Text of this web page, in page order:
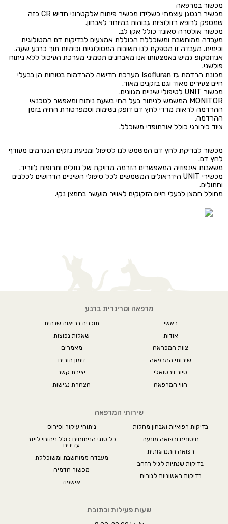
מכשור במרפאה
מכשיר רנטגן עוצמתי כשלידו מכשיר פיתוח אלקטרוני חדיש CR כזה
שמספק לרופא רזולוציות גבוהות במיוחד לאבחון.
מכשור אולטרה סאונד כולל אקו לב.
מעבדה ממוחשבת ומשוכללת הכוללת אמצעים לבדיקות דם המטולוגית
וכימית. מעבדה זו מספקת לנו תשובות המטולוגיות וכימיות תוך כרבע שעה.
אנדוסקופ גמיש באמצעותו אנו מאבחנים תסמיני מערכת העיכול ללא ניתוח
פולשני.
מכונת הרדמת גז Isofluran מערכת חדישה להרדמות בטוחות הן בבעלי
חיים צעירים מאוד וגם בזקנים מאוד.
מכשור UNIT לטיפולי שיניים מגוונים.
MONITOR המשמש לניתור בעל החי בשעת ניתוח ומאפשר לטכנאי
ההרדמה לראות מדדי לחץ דם דופק נשימות וטמפרטורת החיה בזמן
ההרדמה.
ציוד כירורגי כולל אורתופדי משוכלל.
מכשור לבדיקת לחץ דם המשמש לנו לטיפול ומניעת נזקים הנגרמים מעודף
לחץ דם.
משאבות אינפוזיה המאפשרים הזרמה מדויקת של נוזלים ותרופות לווריד.
מכשירי UNIT הידראולים המשמשים לכל טיפולי השיניים הדרושים לכלבים
וחתולים.
מחולל חמצן לבעלי חיים הזקוקים לאוויר מועשר בחמצן נקי.
מרפאה וטרינרית ברנע
ראשי
אודות
צוות המפראה
שירותי המרפאה
סיור וירטואלי
הווי המרפאה
תוכנית בריאות שנתית
שאלות נפוצות
מאמרים
זימון תורים
יצירת קשר
הצהרת נגישות
שירותי המרפאה
בדיקות רפואיות ואבחון מחלות
חיסונים ורפואה מונעת
רפואה התנהגותית
בדיקות שנתיות לגיל הזהב
בדיקות ראשוניות לגורים
ניתוחי עיקור וסירוס
כל סוגי הניתוחים כולל ניתוחי לייזר
עדינים
מעבדה ממוחשבת ומשוכללת
מכשור הדמיה
אישפוז
שעות פעילות וכתובת